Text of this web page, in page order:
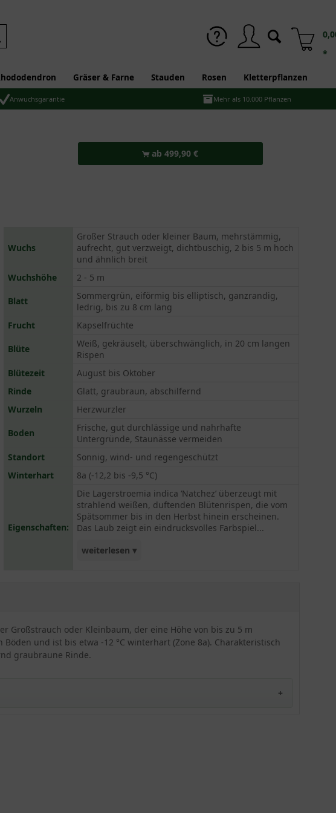
*
Gräser & Farne Stauden Rosen Kletterpflanzen
Anwuchsgarantie Mehr als 10.000 Pflanzen
ab 499,90 €
Wuchs
Großer Strauch oder kleiner Baum, mehrstämmig,
aufrecht, gut verzweigt, dichtbuschig, 2 bis 5 m hoch
und ähnlich breit
Wuchshöhe
2 - 5 m
Blatt
Sommergrün, eiförmig bis elliptisch, ganzrandig,
ledrig, bis zu 8 cm lang
Frucht
Kapselfrüchte
Blüte
Weiß, gekräuselt, überschwänglich, in 20 cm langen
Rispen
Blütezeit
August bis Oktober
Rinde
Glatt, graubraun, abschilfernd
Wurzeln
Herzwurzler
Boden
Frische, gut durchlässige und nahrhafte
Untergründe, Staunässe vermeiden
Standort
Sonnig, wind- und regengeschützt
Winterhart
8a (-12,2 bis -9,5 °C)
Eigenschaften:
Die Lagerstroemia indica ‘Natchez’ überzeugt mit
strahlend weißen, duftenden Blütenrispen, die vom
Spätsommer bis in den Herbst hinein erscheinen.
Das Laub zeigt ein eindrucksvolles Farbspiel...
weiterlesen ▾
Breite von 200 bis 500 cm.
Großstrauch oder Kleinbaum, der eine Höhe von bis zu 5 m
und ist bis etwa -12 °C winterhart (Zone 8a). Charakteristisch
graubraune Rinde.
Garten, obgleich sie mit etwas Unterstützung
Platz und etwas Hilfestellung an kalten Tagen und begeistert
Wuchsform sowie einer markanten Rindenstruktur machen diese